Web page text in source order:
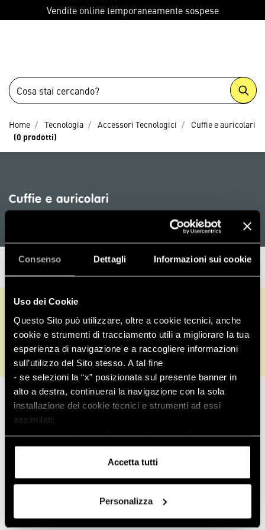
Consenso Dettagli Informazioni sui cookie
Uso dei Cookie
Questo Sito può utilizzare, oltre a cookie tecnici, anche
cookie e strumenti di tracciamento utili a migliorare la tua
esperienza di navigazione e a raccogliere informazioni
sull’utilizzo del Sito stesso. A tal fine
- se selezioni la “x” posizionata sul presente banner in
alto a destra, continuerai la navigazione con la sola
installazione dei cookie tecnici e strumenti ad essi
assimilati;
- se selezioni il tasto “Accetta tutti i cookie”, acconsenti
all’installazione di tutti i cookie e strumenti di
Puoi conoscere i relativi dettagli
sezioni della presente pagina.
Accetta tutti
Personalizza
Vendite online temporaneamente sospese
Home Tecnologia Accessori Tecnologici
Cuffie e auricolari
(0 prodotti)
Cuffie e auricolari
0 prodotti
clienti
Controlla ordine
Pagamenti sicuri